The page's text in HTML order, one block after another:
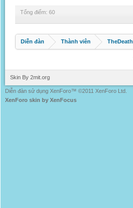
Tổng điểm: 60
Diễn đàn Thành viên TheDeath
Skin By 2mit.org
Diễn đàn sử dụng XenForo™ ©2011 XenForo Ltd.
XenForo skin by XenFocus